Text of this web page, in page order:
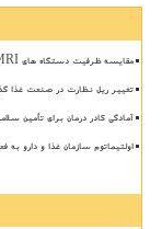
مقایسه ظرفیت دستگاه های MRI در تهران با انگلستان ما جلوتریم!
تغییر ریل نظارت در صنعت غذا
آمادگی کادر درمان برای تأمین سلامت 15 میلیون زائر در
اولتیماتوم سازمان غذا و دارو به